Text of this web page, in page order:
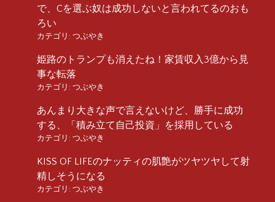
で、Cを選ぶ奴は成功しないと言われてるのおも
ろい
カテゴリ: つぶやき
姫路のトランプも消えたね！家賃収入3億から見
事な転落
カテゴリ: つぶやき
あんまり大きな声で言えないけど、勝手に成功
する、「積み立て自己投資」を採用している
カテゴリ: つぶやき
KISS OF LIFEのナッティの肌艶がツヤツヤして射
精しそうになる
カテゴリ: つぶやき